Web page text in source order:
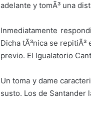
adelante y tomÃ³ una
Inmediatamente
Dicha tÃ³nica se
previo. El Igualatorio
Un toma y dame
susto. Los de Santander